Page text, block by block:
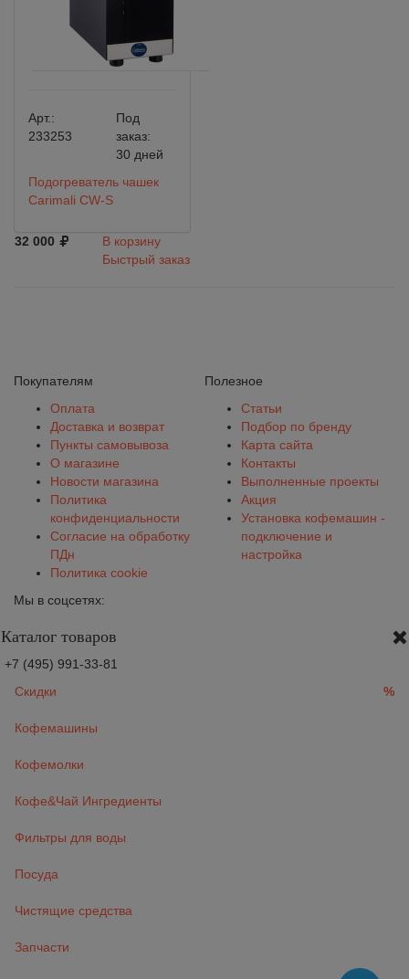
Арт.:
233253
Под
заказ:
30 дней
Подогреватель чашек
Carimali CW-S
32 000
В корзину
Быстрый заказ
Покупателям
Оплата
Доставка и возврат
Пункты самовывоза
О магазине
Новости магазина
Политика
конфиденциальности
Согласие на обработку
ПДн
Политика cookie
Полезное
Статьи
Подбор по бренду
Карта сайта
Контакты
Выполненные проекты
Акция
Установка кофемашин -
подключение и
настройка
Мы в соцсетях:
Каталог товаров
+7 (495) 991-33-81
Скидки
%
Кофемашины
Кофемолки
Кофе&Чай Ингредиенты
Фильтры для воды
Посуда
Чистящие средства
Запчасти